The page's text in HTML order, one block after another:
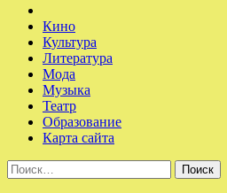
Кино
Культура
Литература
Мода
Музыка
Театр
Образование
Карта сайта
Найти: